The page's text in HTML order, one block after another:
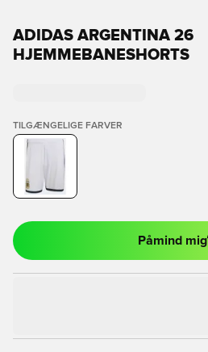
ADIDAS ARGENTINA 26
HJEMMEBANESHORTS
TILGÆNGELIGE FARVER
Påmind mig